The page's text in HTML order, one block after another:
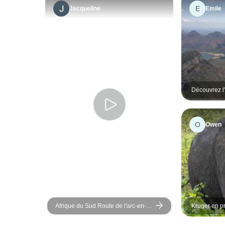
Jacqueline
Afrique du Sud Route de l'arc-en-
ciel
E Emile
Découvrez
en petit
O Owen
Kruger en